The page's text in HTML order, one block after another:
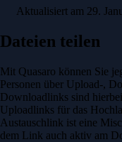
Aktualisiert am 29.
Dateien teilen
Mit Quasaro können Sie
Personen über Upload-,
Downloadlinks sind
Uploadlinks für das
Austauschlink ist eine
dem Link auch aktiv am